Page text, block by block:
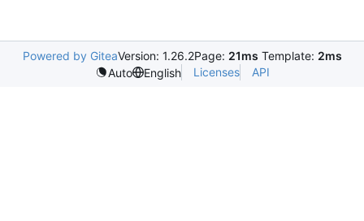
Powered by GiteaVersion: 1.26.2Page: 21ms Template: 2ms
Auto
English Licenses API